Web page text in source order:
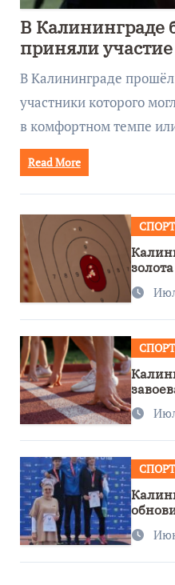
В Калининграде
приняли
забеге
В Калининграде
участники которого
в комфортном темпе
Read More
СПОРТ
СПОРТ
СПОРТ